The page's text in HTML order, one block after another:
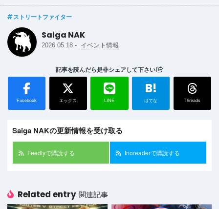
ストリートファイター
Saiga NAK
2026.05.18 - イベント情報
記事を読んだら是非シェアして下さい
Facebook エックス LINE
B!
はてな Threads
Saiga NAKの更新情報を受け取る
Feedlyで購読する Inoreaderで購読する
Related entry 関連記事